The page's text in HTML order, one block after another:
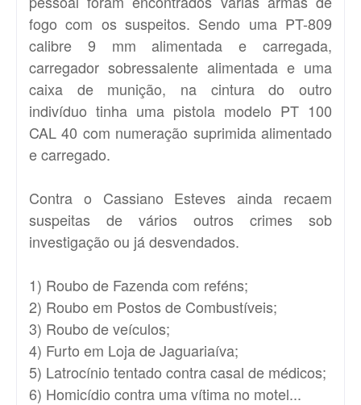
fogo com os suspeitos. Sendo uma PT-809
calibre 9 mm alimentada e carregada,
carregador sobressalente alimentada e uma
caixa de munição, na cintura do outro
indivíduo tinha uma pistola modelo PT 100
CAL 40 com numeração suprimida alimentado
e carregado.
Contra o Cassiano Esteves ainda recaem
suspeitas de vários outros crimes sob
investigação ou já desvendados.
1) Roubo de Fazenda com reféns;
2) Roubo em Postos de Combustíveis;
3) Roubo de veículos;
4) Furto em Loja de Jaguariaíva;
5) Latrocínio tentado contra casal de médicos;
6) Homicídio contra uma vítima no motel...